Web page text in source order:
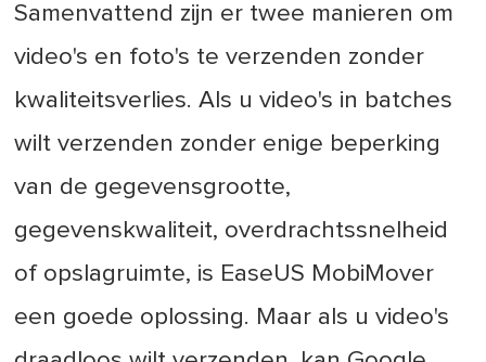
Samenvattend zijn er twee manieren om
video's en foto's te verzenden zonder
kwaliteitsverlies. Als u video's in batches
wilt verzenden zonder enige beperking
van de gegevensgrootte,
gegevenskwaliteit, overdrachtssnelheid
of opslagruimte, is EaseUS MobiMover
een goede oplossing. Maar als u video's